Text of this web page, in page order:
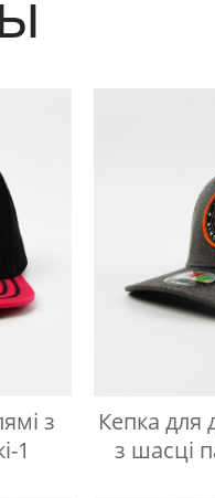
з
1
Кепка
з шасці